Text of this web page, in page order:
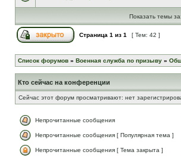
Показать темы за:
Страница 1 из 1 [ Тем: 42 ]
Список форумов » Военная служба по призыву »
Кто сейчас на конференции
Сейчас этот форум просматривают: нет
Непрочитанные сообщения
Непрочитанные сообщения [ Популярная тема ]
Непрочитанные сообщения [ Тема закрыта ]